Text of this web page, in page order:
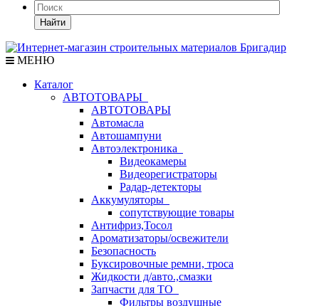
Найти
МЕНЮ
Каталог
АВТОТОВАРЫ
АВТОТОВАРЫ
Автомасла
Автошампуни
Автоэлектроника
Видеокамеры
Видеорегистраторы
Радар-детекторы
Аккумуляторы
сопутствующие товары
Антифриз,Тосол
Ароматизаторы/освежители
Безопасность
Буксировочные ремни, троса
Жидкости д/авто.,смазки
Запчасти для ТО
Фильтры воздушные